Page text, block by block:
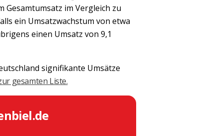
im Vergleich zu
ein Umsatzwachstum von etwa
einen Umsatz von 9,1
signifikante Umsätze
gesamten Liste.